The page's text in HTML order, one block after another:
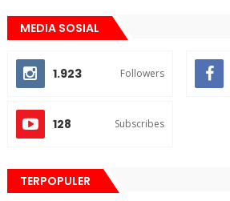
MEDIA SOSIAL
1.923 Followers
128 Subscribes
TERPOPULER